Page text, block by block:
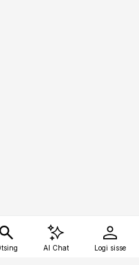
AI Chat Logi sisse